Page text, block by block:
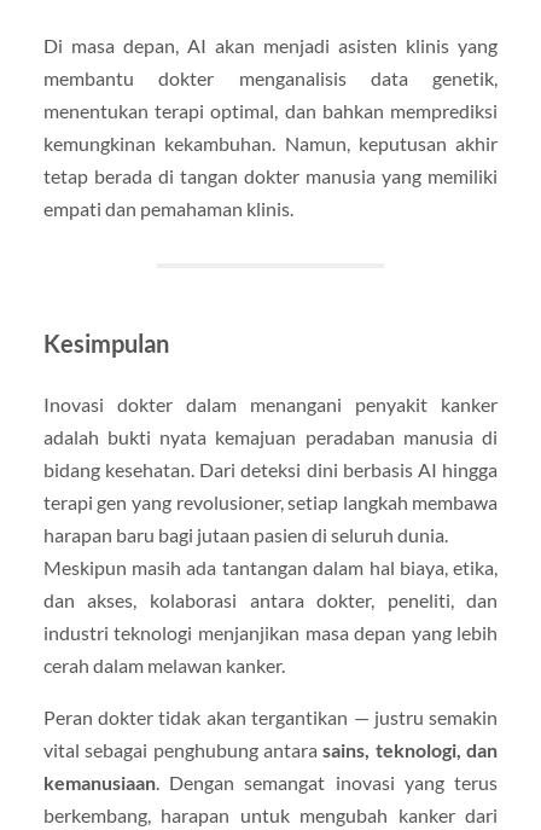
Di masa depan, AI akan menjadi asisten klinis yang
membantu dokter menganalisis data genetik,
menentukan terapi optimal, dan bahkan memprediksi
kemungkinan kekambuhan. Namun, keputusan akhir
tetap berada di tangan dokter manusia yang memiliki
empati dan pemahaman klinis.
Kesimpulan
Inovasi dokter dalam menangani penyakit kanker
adalah bukti nyata kemajuan peradaban manusia di
bidang kesehatan. Dari deteksi dini berbasis AI hingga
terapi gen yang revolusioner, setiap langkah membawa
harapan baru bagi jutaan pasien di seluruh dunia.
Meskipun masih ada tantangan dalam hal biaya, etika,
dan akses, kolaborasi antara dokter, peneliti, dan
industri teknologi menjanjikan masa depan yang lebih
cerah dalam melawan kanker.
Peran dokter tidak akan tergantikan — justru semakin
vital sebagai penghubung antarasains, teknologi, dan
kemanusiaan. Dengan semangat inovasi yang terus
berkembang, harapan untuk mengubah kanker dari